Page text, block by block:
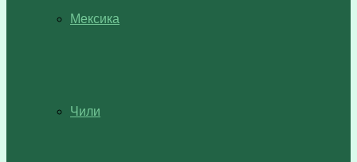
Мексика
Чили